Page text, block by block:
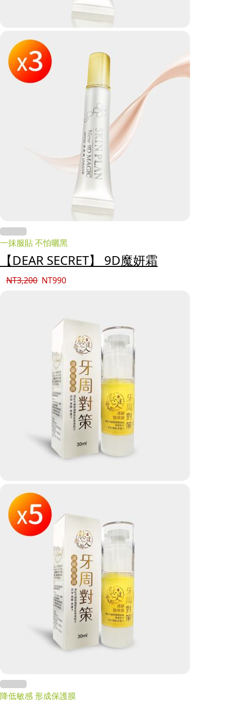
一抹服貼 不怕曬黑
【DEAR SECRET】 9D魔妍霜
NT3,200 NT990
降低敏感 形成保護膜